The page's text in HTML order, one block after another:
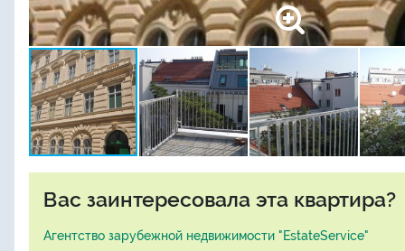
Вас заинтересовала эта квартира?
Агентство зарубежной недвижимости "EstateService"